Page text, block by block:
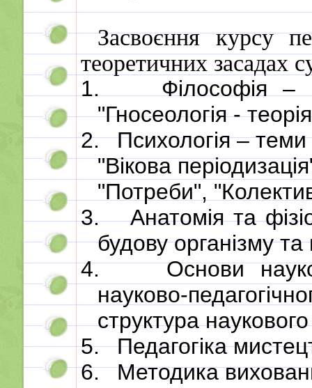
Засвоєння курсу
теоретичних засадах
1.
Філософія –
"Гносеологія -
2.
Психологія –
"Вікова
"Потреби",
3.
Анатомія та
будову організму та
4.
Основи
науково-
структура
5.
Педагогіка
6.
Методика